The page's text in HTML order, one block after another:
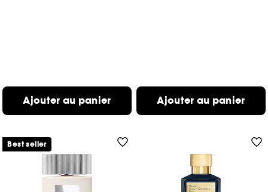
Ajouter au panier Ajouter au panier
Best seller